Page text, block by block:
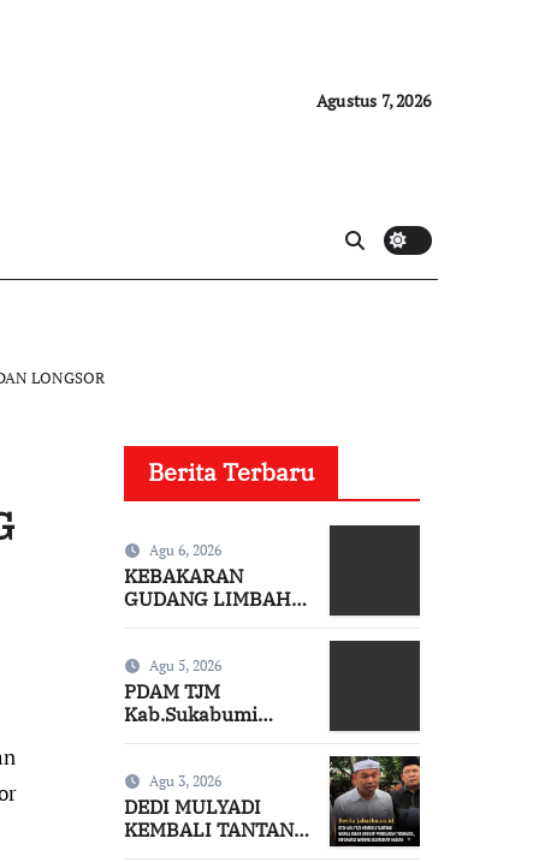
Agustus 7, 2026
LONGSOR
Berita Terbaru
Agu 6, 2026
KEBAKARAN
GUDANG LIMBAH
PENCEMARAN
SAMPAI DUGAAN
GUDANG
LINGKUNGAN
Agu 5, 2026
PDAM TJM
Kab.Sukabumi
Ruang Dialog
Agu 3, 2026
DEDI MULYADI
KEMBALI TANTANG